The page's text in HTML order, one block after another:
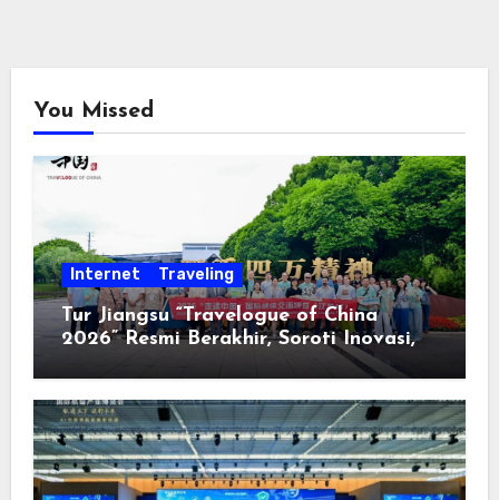
You Missed
Internet Traveling
Tur Jiangsu “Travelogue of China
2026” Resmi Berakhir, Soroti Inovasi,
Keterbukaan, dan Pembangunan
Berorientasi pada Masyarakat